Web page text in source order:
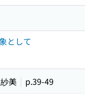
として
美 p.39-49